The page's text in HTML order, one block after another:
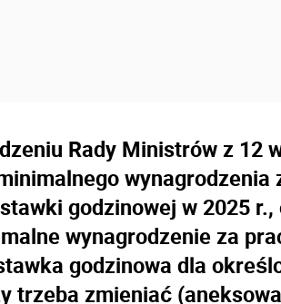
Rady Ministrów z 12
wynagrodzenia
godzinowej w 2025
wynagrodzenie za
godzinowa dla
trzeba zmieniać